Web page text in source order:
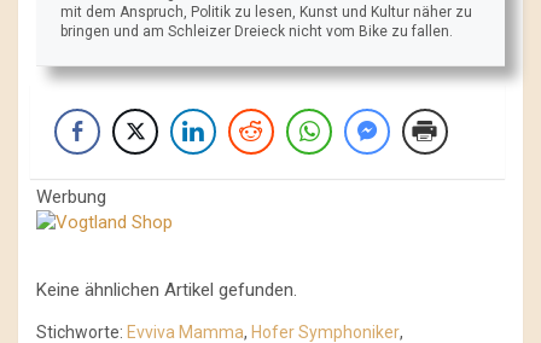
mit dem Anspruch, Politik zu lesen, Kunst und Kultur näher zu
bringen und am Schleizer Dreieck nicht vom Bike zu fallen.
Werbung
Keine ähnlichen Artikel gefunden.
Stichworte: Evviva Mamma, Hofer Symphoniker,